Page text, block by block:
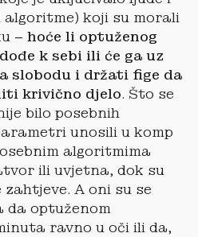
koji su morali
– hoće li optuženog
k sebi ili će ga uz
slobodu i držati fige da
krivično djelo. Što se
bilo posebnih
unosili u komp
algoritmima
ili uvjetna, dok su
A oni su se
da optuženom
ravno u oči ili da,